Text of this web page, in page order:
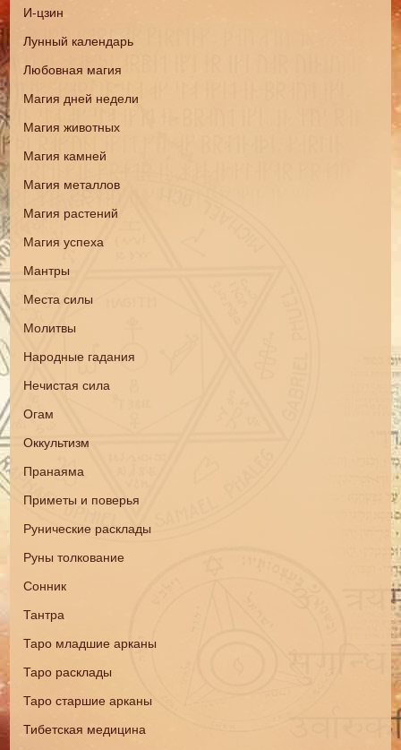
И-цзин
Лунный календарь
Любовная магия
Магия дней недели
Магия животных
Магия камней
Магия металлов
Магия растений
Магия успеха
Мантры
Места силы
Молитвы
Народные гадания
Нечистая сила
Огам
Оккультизм
Пранаяма
Приметы и поверья
Рунические расклады
Руны толкование
Сонник
Тантра
Таро младшие арканы
Таро расклады
Таро старшие арканы
Тибетская медицина